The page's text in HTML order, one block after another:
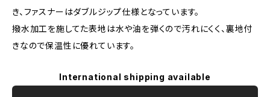
き、ファスナーはダブルジップ仕様となっています。
撥水加工を施してた表地は水や油を弾くので汚れにくく、裏地付
きなので保温性に優れています。
International shipping available